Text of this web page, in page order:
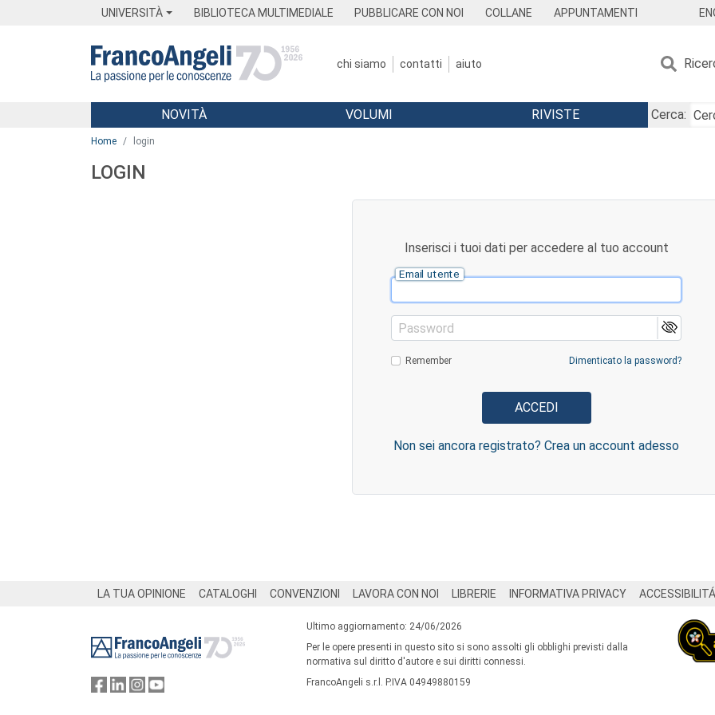
UNIVERSITÀ BIBLIOTECA MULTIMEDIALE PUBBLICARE CON NOI COLLANE APPUNTAMENTI
chi siamo contatti aiuto
Menu
NOVITÀ VOLUMI RIVISTE
Cerca:
Home login
LOGIN
Inserisci i tuoi dati per accedere al tuo account
Email utente
Password
Remember Dimenticato la password?
Non sei ancora registrato? Crea un account adesso
LA TUA OPINIONE CATALOGHI CONVENZIONI LAVORA CON NOI LIBRERIE INFORMATIVA PRIVACY ACCESSIBILITÁ
Ultimo aggiornamento: 24/06/2026
Per le opere presenti in questo sito si sono assolti gli obblighi previsti dalla
normativa sul diritto d'autore e sui diritti connessi.
FrancoAngeli s.r.l. P.IVA 04949880159